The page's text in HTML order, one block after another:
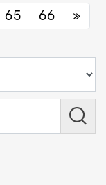
65 66 »